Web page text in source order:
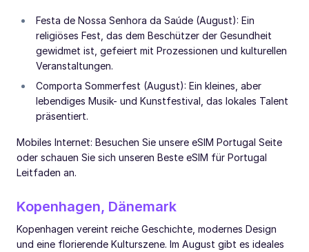
Festa de Nossa Senhora da Saúde (August): Ein
religiöses Fest, das dem Beschützer der Gesundheit
gewidmet ist, gefeiert mit Prozessionen und kulturellen
Veranstaltungen.
Comporta Sommerfest (August): Ein kleines, aber
lebendiges Musik- und Kunstfestival, das lokales Talent
präsentiert.
Mobiles Internet: Besuchen Sie unsere eSIM Portugal Seite
oder schauen Sie sich unseren Beste eSIM für Portugal
Leitfaden an.
Kopenhagen, Dänemark
Kopenhagen vereint reiche Geschichte, modernes Design
und eine florierende Kulturszene. Im August gibt es ideales